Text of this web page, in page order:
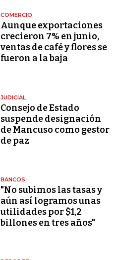
COMERCIO
Aunque exportaciones
crecieron 7% en junio,
ventas de café y flores se
fueron a la baja
JUDICIAL
Consejo de Estado
suspende designación
de Mancuso como gestor
de paz
BANCOS
"No subimos las tasas y
aún así logramos unas
utilidades por $1,2
billones en tres años"